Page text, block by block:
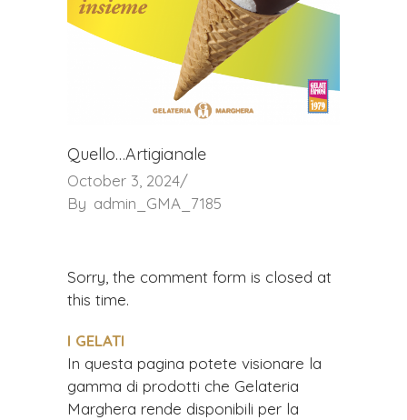
Quello…Artigianale
October 3, 2024
By admin_GMA_7185
Sorry, the comment form is closed at
this time.
I GELATI
In questa pagina potete visionare la
gamma di prodotti che Gelateria
Marghera rende disponibili per la